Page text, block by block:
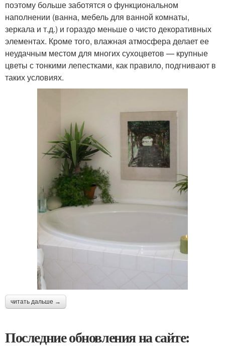
поэтому больше заботятся о функциональном
наполнении (ванна, мебель для ванной комнаты,
зеркала и т.д.) и гораздо меньше о чисто декоративных
элементах. Кроме того, влажная атмосфера делает ее
неудачным местом для многих сухоцветов — крупные
цветы с тонкими лепестками, как правило, подгнивают в
таких условиях.
читать дальше →
Последние обновления на сайте: